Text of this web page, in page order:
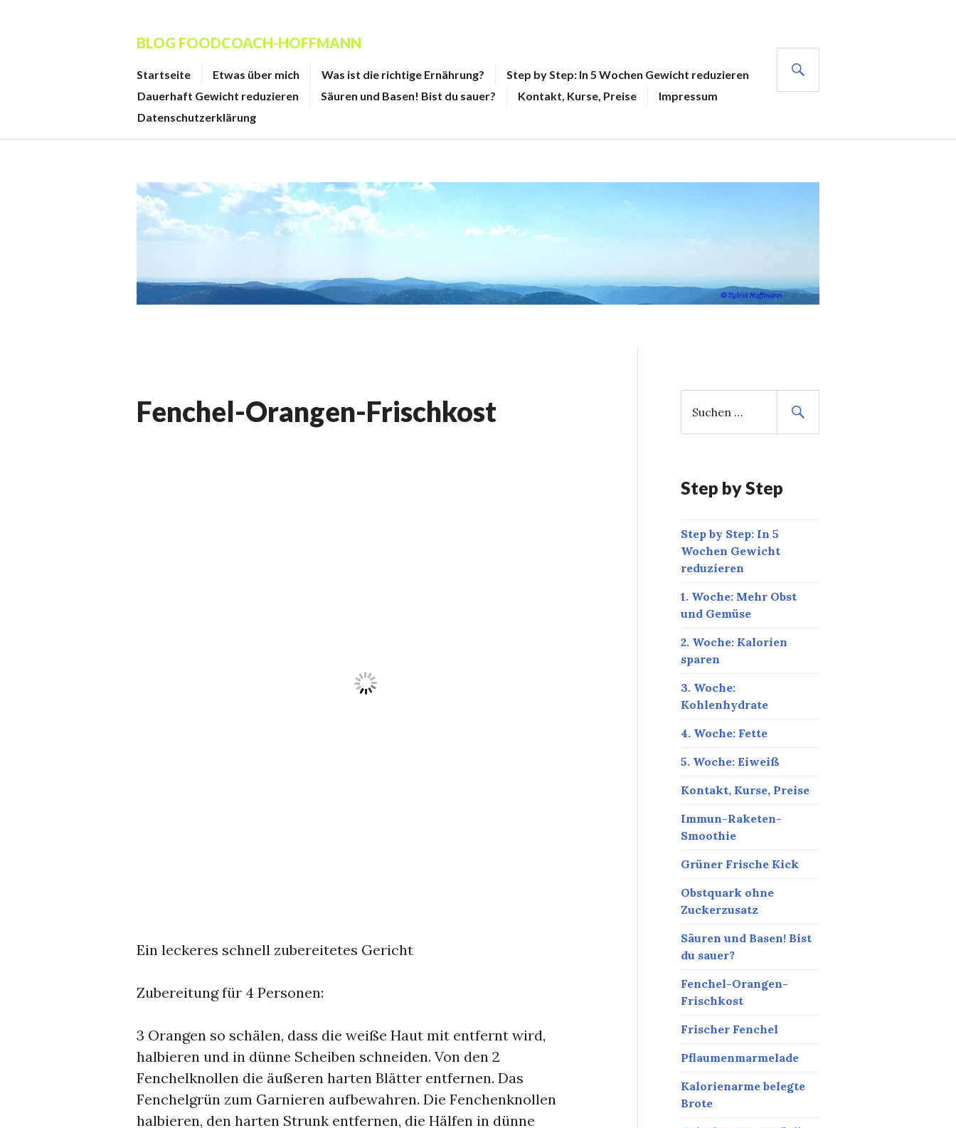
BLOG FOODCOACH-HOFFMANN
Startseite Etwas über mich Was ist die richtige Ernährung?
Step by Step: In 5 Wochen Gewicht reduzieren
Dauerhaft Gewicht reduzieren
Säuren und Basen! Bist du sauer? Kontakt, Kurse, Preise
Impressum
Datenschutzerklärung
Fenchel-Orangen-Frischkost
Ein leckeres schnell zubereitetes Gericht
Zubereitung für 4 Personen:
3 Orangen so schälen, dass die weiße Haut mit entfernt wird,
halbieren und in dünne Scheiben schneiden. Von den 2
Fenchelknollen die äußeren harten Blätter entfernen. Das
Fenchelgrün zum Garnieren aufbewahren. Die Fenchenknollen
halbieren, den harten Strunk entfernen, die Hälfen in dünne
c
n
c
h
:
Step by Step
Step by Step: In 5
Wochen Gewicht
reduzieren
1. Woche: Mehr Obst
und Gemüse
2. Woche: Kalorien
sparen
3. Woche:
Kohlenhydrate
4. Woche: Fette
5. Woche: Eiweiß
Kontakt, Kurse, Preise
Immun-Raketen-
Smoothie
Grüner Frische Kick
Obstquark ohne
Zuckerzusatz
Säuren und Basen! Bist
du sauer?
Fenchel-Orangen-
Frischkost
Frischer Fenchel
Pflaumenmarmelade
Kalorienarme belegte
Brote